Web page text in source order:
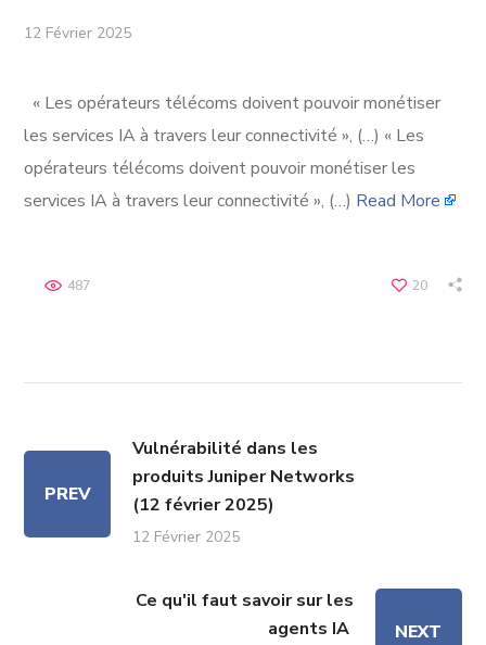
12 Février 2025
« Les opérateurs télécoms doivent pouvoir monétiser
les services IA à travers leur connectivité », (…) « Les
opérateurs télécoms doivent pouvoir monétiser les
services IA à travers leur connectivité », (…) Read More
20
487
PREV
Vulnérabilité dans les
produits Juniper Networks
(12 février 2025)
12 Février 2025
Ce qu'il faut savoir sur les
agents IA
NEXT